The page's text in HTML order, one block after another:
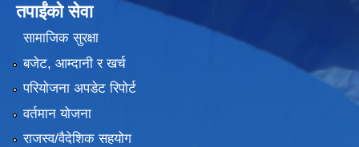
तपाईंको सेवा
सामाजिक सुरक्षा
बजेट, आम्दानी र खर्च
परियोजना अपडेट रिपोर्ट
वर्तमान योजना
राजस्व/वैदेशिक सहयोग